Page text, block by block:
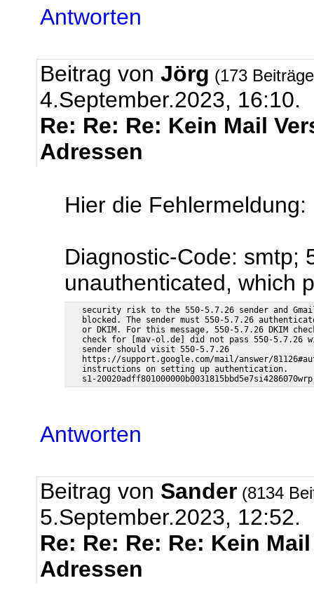
Antworten
Beitrag von Jörg (173
4.September.2023, 16:10.
Re: Re: Re: Kein Mail
Adressen
Hier die Fehlermeldung:
Diagnostic-Code: smtp;
unauthenticated, which
security risk to the 550-5.7.26 sender and
blocked. The sender must 550-5.7.26
or DKIM. For this message, 550-5.7.26 DKIM
check for [mav-ol.de] did not pass 550-5.7.26
sender should visit 550-5.7.26
https://support.google.com/mail/answer/
instructions on setting up authentication.
Antworten
Beitrag von Sander (8134
5.September.2023, 12:52.
Re: Re: Re: Re: Kein
Adressen